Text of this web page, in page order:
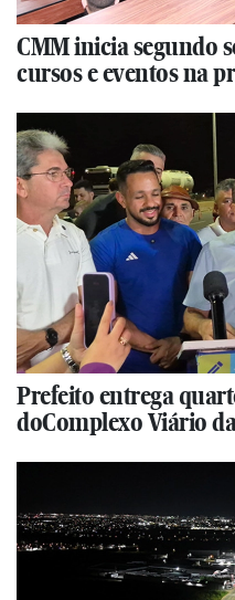
CMM inicia segundo
cursos e eventos na
Prefeito entrega
doComplexo Viário